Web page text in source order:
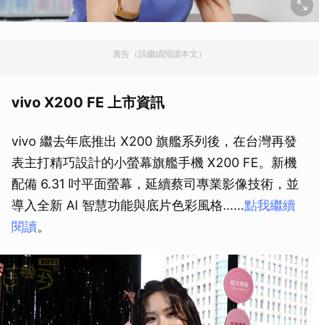
廣告（請繼續閱讀本文）
vivo X200 FE 上市資訊
vivo 繼去年底推出 X200 旗艦系列後，在台灣再發
表主打精巧設計的小螢幕旗艦手機 X200 FE。新機
配備 6.31 吋平面螢幕，延續蔡司專業影像技術，並
導入全新 AI 智慧功能與底片色彩風格……點我繼續
閱讀。